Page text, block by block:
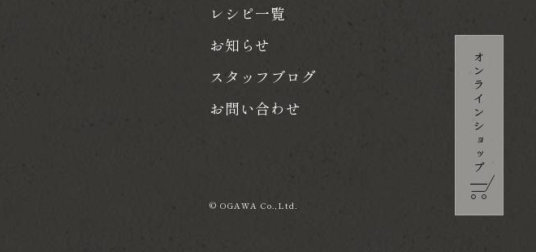
レシピ一覧
お知らせ
スタッフブログ
お問い合わせ
© OGAWA Co.,Ltd.